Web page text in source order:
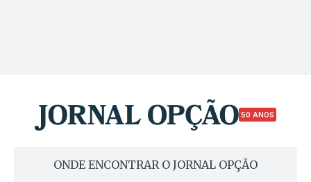
50 ANOS
ONDE ENCONTRAR O JORNAL OPÇÃO